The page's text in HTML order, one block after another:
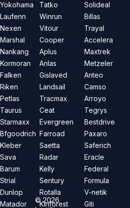
Yokohama
Laufenn
Nexen
Marshal
Nankang
Kormoran
Falken
Riken
Petlas
Taurus
Starmaxx
Bfgoodrich
Kleber
Sava
Barum
Strial
Dunlop
Matador
Tatko
Winrun
Vitour
Cooper
Aplus
Anlas
Gislaved
Landsail
Tracmax
Ceat
Evergreen
Farroad
Saetta
Radar
Kelly
Sentury
Rotalla
Kinforest
Solideal
Billas
Trayal
Accelera
Maxtrek
Metzeler
Anteo
Camso
Arroyo
Tegrys
Bestdrive
Paxaro
Saferich
Eracle
Federal
Formula
V-netik
Giti
©2026